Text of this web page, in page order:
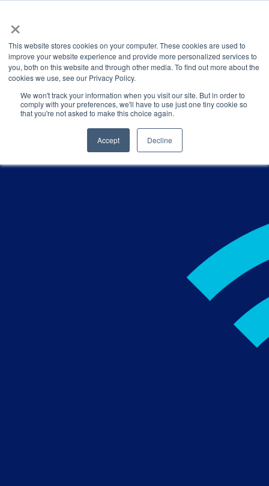
×
This website stores cookies on your computer. These cookies are used to
improve your website experience and provide more personalized services to
you, both on this website and through other media. To find out more about the
cookies we use, see our Privacy Policy.
We won't track your information when you visit our site. But in order to
comply with your preferences, we'll have to use just one tiny cookie so
that you're not asked to make this choice again.
Accept Decline
Latest News